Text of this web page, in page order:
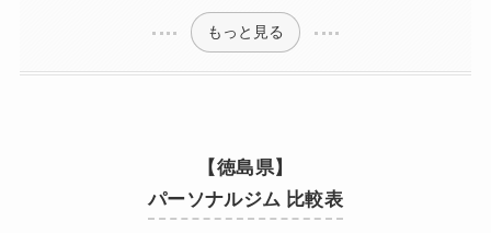
もっと見る
【徳島県】
パーソナルジム 比較表